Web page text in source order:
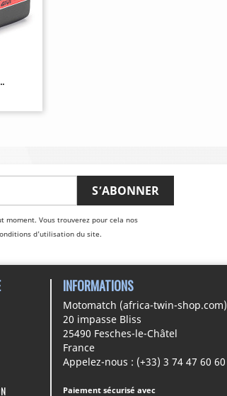
moment. Vous trouverez pour cela nos
d'utilisation du site.
INFORMATIONS
Motomatch (africa-twin-shop.com)
20 impasse Bliss
25490 Fesches-le-Châtel
France
Appelez-nous : (+33) 3 74 47 60 60
Paiement sécurisé avec